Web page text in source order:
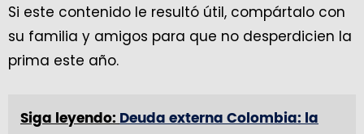
Si este contenido le resultó útil, compártalo con
su familia y amigos para que no desperdicien la
prima este año.
Siga leyendo: Deuda externa Colombia: la